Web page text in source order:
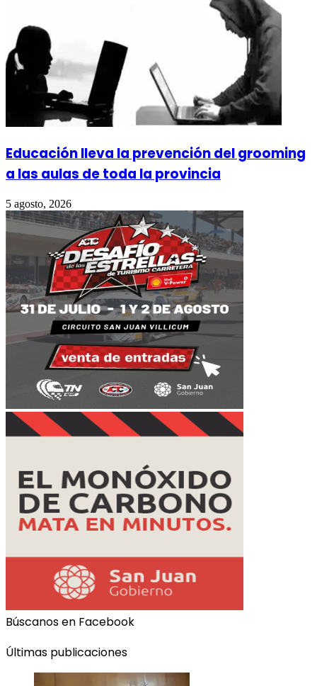
Educación lleva la prevención del grooming
a las aulas de toda la provincia
5 agosto, 2026
Búscanos en Facebook
Últimas publicaciones